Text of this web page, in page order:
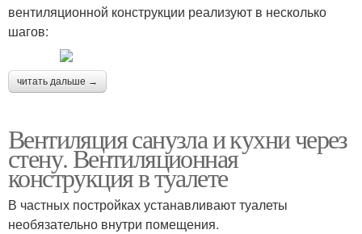
вентиляционной конструкции реализуют в несколько
шагов:
читать дальше →
Вентиляция санузла и кухни через
стену. Вентиляционная
конструкция в туалете
В частных постройках устанавливают туалеты
необязательно внутри помещения.